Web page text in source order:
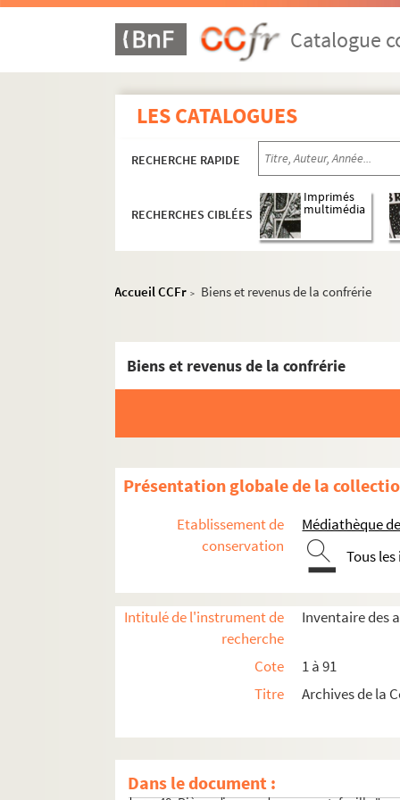
Catalogue
LES CATALOGUES
RECHERCHE RAPIDE
RECHERCHES CIBLÉES
Imprimés
multimédia
Accueil CCFr > Biens et revenus de la confrérie
Biens et revenus de la confrérie
Présentation globale de la
Etablissement de
conservation
Médiathèque
Tous
Intitulé de l'instrument de
recherche
Inventaire des
Cote
1 à 91
Titre
Archives de la
Dans le document :
Ancienne confrérie dissoute le 18 mars 1792
1. Règlement de la confrérie
2. Registre Thieulaine contenant relation
3 à 5. Listes des confrères
6. Cahiers contenant la liste des confrères
47. Pièces justificatives des comptes de